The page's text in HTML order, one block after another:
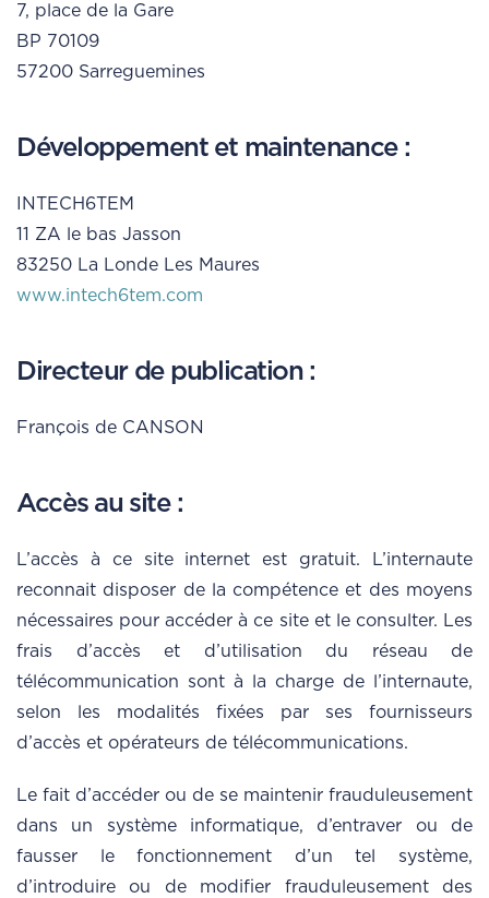
7, place de la Gare
BP 70109
57200 Sarreguemines
Développement et maintenance :
INTECH6TEM
11 ZA le bas Jasson
83250 La Londe Les Maures
www.intech6tem.com
Directeur de publication :
François de CANSON
Accès au site :
L’accès à ce site internet est gratuit. L’internaute
reconnait disposer de la compétence et des moyens
nécessaires pour accéder à ce site et le consulter. Les
frais d’accès et d’utilisation du réseau de
télécommunication sont à la charge de l’internaute,
selon les modalités fixées par ses fournisseurs
d’accès et opérateurs de télécommunications.
Le fait d’accéder ou de se maintenir frauduleusement
dans un système informatique, d’entraver ou de
fausser le fonctionnement d’un tel système,
d’introduire ou de modifier frauduleusement des